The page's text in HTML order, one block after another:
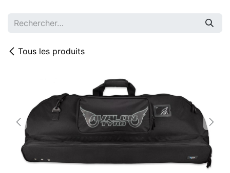
Tous les produits